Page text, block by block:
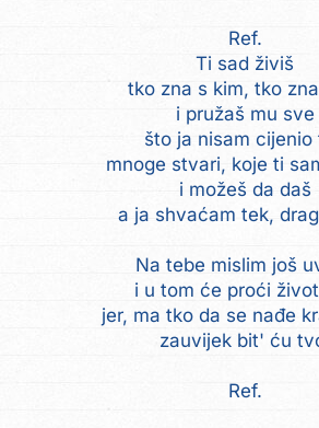
Ref.
Ti sad živiš
tko zna s kim, tko
i pružaš mu sve
što ja nisam cijenio
mnoge stvari, koje ti
i možeš da daš
a ja shvaćam tek,
Na tebe mislim još
i u tom će proći
jer, ma tko da se nađe
zauvijek bit' ću
Ref.